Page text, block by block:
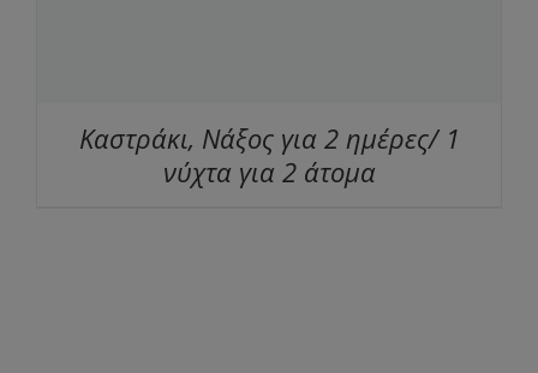
Καστράκι, Νάξος για 2 ημέρες/ 1
νύχτα για 2 άτομα